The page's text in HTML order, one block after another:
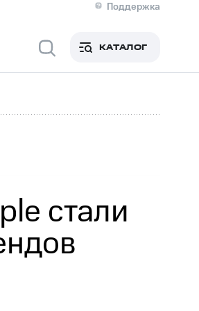
Поддержка
Медиа-центр
КАТАЛОГ
стали